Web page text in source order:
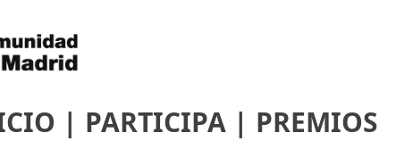
| PARTICIPA | PREMIOS